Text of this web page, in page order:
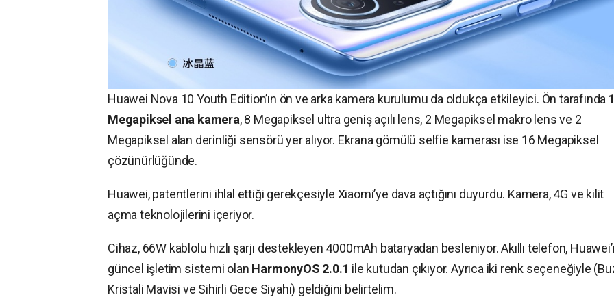
Huawei Nova 10 Youth Edition’ın ön ve arka kamera kurulumu da oldukça etkileyici. Ön tarafında
Megapiksel ana kamera, 8 Megapiksel ultra geniş açılı lens, 2 Megapiksel makro lens ve 2
Megapiksel alan derinliği sensörü yer alıyor. Ekrana gömülü selfie kamerası ise 16 Megapiksel
çözünürlüğünde.
Huawei, patentlerini ihlal ettiği gerekçesiyle Xiaomi’ye dava açtığını duyurdu. Kamera, 4G ve kilit
açma teknolojilerini içeriyor.
Cihaz, 66W kablolu hızlı şarjı destekleyen 4000mAh bataryadan besleniyor. Akıllı telefon,
güncel işletim sistemi olan HarmonyOS 2.0.1 ile kutudan çıkıyor. Ayrıca iki renk seçeneğiyle
Kristali Mavisi ve Sihirli Gece Siyahı) geldiğini belirtelim.